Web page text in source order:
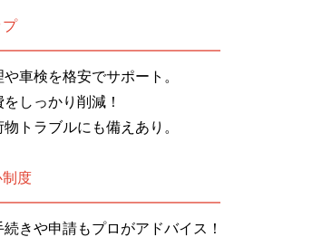
プ
車検を格安でサポート。
しっかり削減！
トラブルにも備えあり。
度
きや申請もプロがアドバイス！